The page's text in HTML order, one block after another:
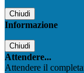
Chiudi
Informazione
Chiudi
Attendere...
Attendere il